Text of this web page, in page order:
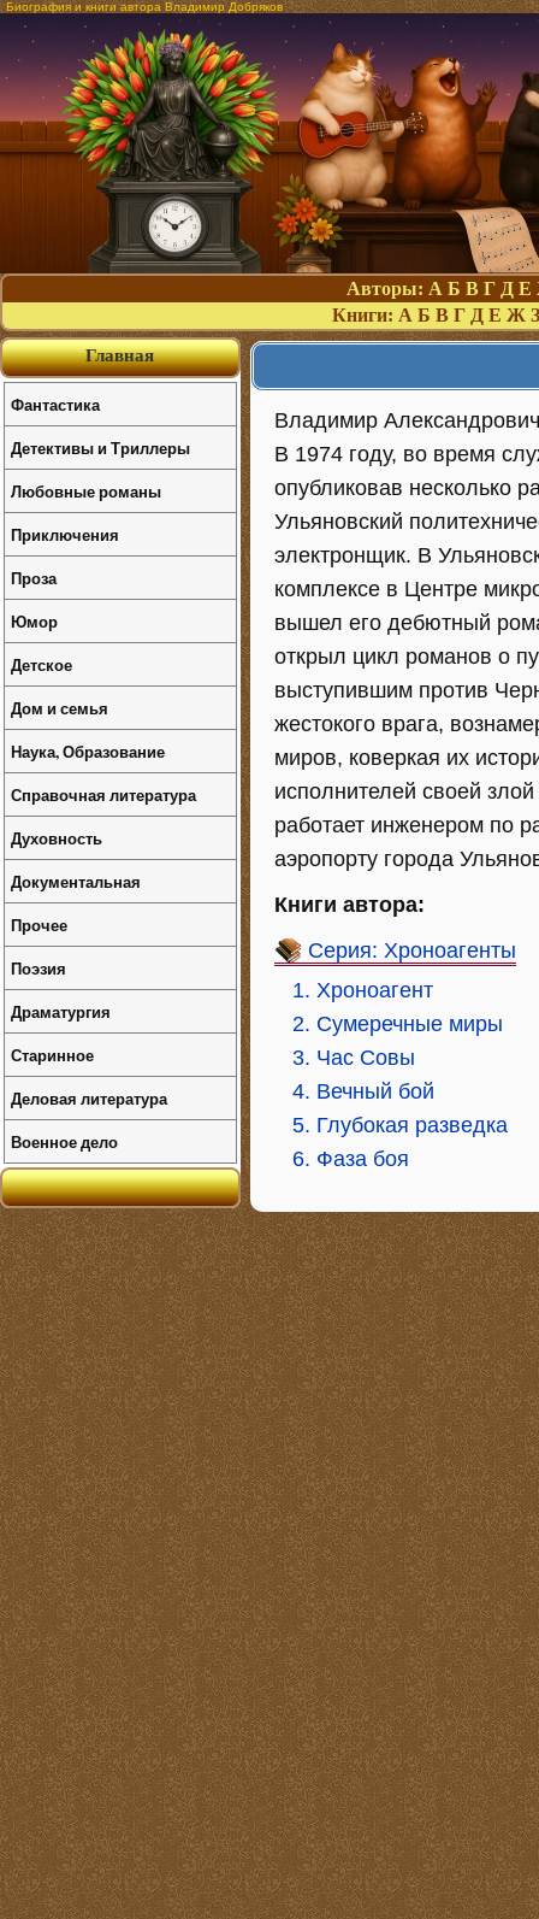
Биография и книги автора Владимир Добряков
Авторы: А Б В Г Д Е
Книги: А Б В Г Д Е Ж З
Владимир
В 1974 году, во время
опубликовав несколько
Ульяновский
электронщик. В
комплексе в Центре
вышел его дебютный
открыл цикл романов о
выступившим против
жестокого врага,
миров, коверкая их
исполнителей своей
работает инженером по
аэропорту города
Книги автора:
Серия: Хроноагенты
1. Хроноагент
2. Сумеречные миры
3. Час Совы
4. Вечный бой
5. Глубокая разведка
6. Фаза боя
Главная
Фантастика
Детективы и Триллеры
Любовные романы
Приключения
Проза
Юмор
Детское
Дом и семья
Наука, Образование
Справочная литература
Духовность
Документальная
Прочее
Поэзия
Драматургия
Старинное
Деловая литература
Военное дело